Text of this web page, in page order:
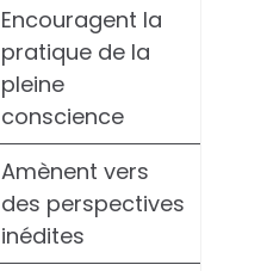
Encouragent la
pratique de la
pleine
conscience
Amènent vers
des perspectives
inédites